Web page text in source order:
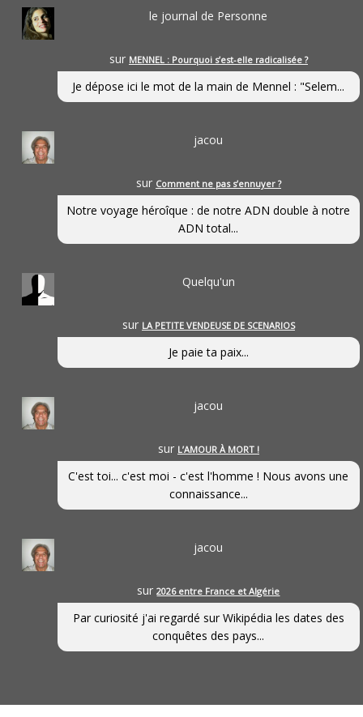
le journal de Personne
sur MENNEL : Pourquoi s’est-elle radicalisée ?
Je dépose ici le mot de la main de Mennel : "Selem...
jacou
sur Comment ne pas s’ennuyer ?
Notre voyage héroîque : de notre ADN double à notre
ADN total...
Quelqu'un
sur LA PETITE VENDEUSE DE SCENARIOS
Je paie ta paix...
jacou
sur L’AMOUR À MORT !
C'est toi... c'est moi - c'est l'homme ! Nous avons une
connaissance...
jacou
sur2026 entre France et Algérie
Par curiosité j'ai regardé sur Wikipédia les dates des
conquêtes des pays...